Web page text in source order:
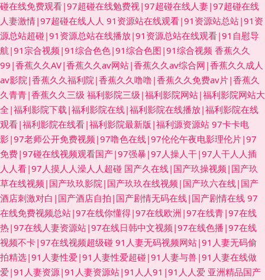
碰在线免费观看|97超碰在线勉费视|97超碰在线人妻|97超碰在线
人妻激情|97超碰在线人人 91资源站在线观看|91资源站总站|91资
源总站超碰|91资源总站在线播放|91资源总站在线观看|91自慰导
航|91宗合视频|91综合色色|91综合色图|91综合视频 香蕉久久
99|香蕉久久AV|香蕉久久av网站|香蕉久久av综合网|香蕉久久成人
av影院|香蕉久久福利院|香蕉久久噜噜|香蕉久久免费av片|香蕉久
久青青|香蕉久久三级 福利影院三级|福利影院网站|福利影院网站大
全|福利影院下载|福利影院在线|福利影院在线播放|福利影院在线
观看|福利影院在线看|福利影院最新版|福利源资源站 97卡卡电
影|97老师公开免费视频|97噜色在线|97伦伦午夜电影理伦片|97
免费|97碰在线视频观看国产|97强暴|97人操人干|97人干人人插
人人看|97人摸人人澡人人超碰 国产久在线|国产玖操视频|国产玖
草在线视频|国产玖玖影院|国产玖玖在线视频|国产玖六在线|国产
酒店刺激对白|国产酒店自拍|国产剧情无码在线|国产剧情在线 97
在线免费视频总站|97在线你懂得|97在线欧洲|97在线青|97在线
热|97在线人妻资源站|97在线日韩中文视频|97在线色播|97在线
视频不卡|97在线视频超级碰 91人妻无码视频网站|91人妻无码偷
拍精选|91人妻性爱|91人妻性爱超碰|91人妻与兽|91人妻在线做
爱|91人妻资源|91人妻资源站|91人人91|91人人爱 亚洲精品国产